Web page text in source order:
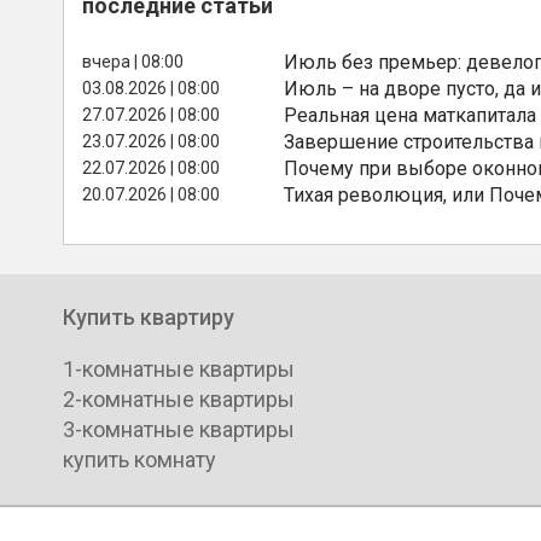
последние статьи
вчера | 08:00 Июль без премьер:
03.08.2026 | 08:00 Июль – на дворе пусто, да
27.07.2026 | 08:00 Реальная цена
23.07.2026 | 08:00 Завершение
22.07.2026 | 08:00 Почему при выборе
20.07.2026 | 08:00 Тихая революция, или
Купить квартиру
1-комнатные квартиры
2-комнатные квартиры
3-комнатные квартиры
купить комнату